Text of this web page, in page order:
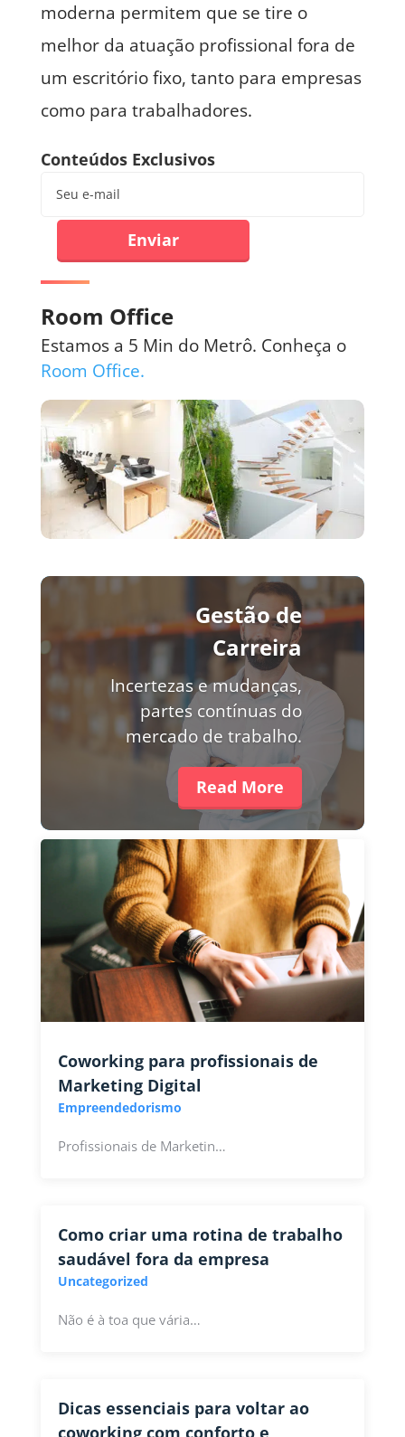
moderna permitem que se tire o
melhor da atuação profissional fora de
um escritório fixo, tanto para empresas
como para trabalhadores.
Conteúdos Exclusivos
Enviar
Room Office
Estamos a 5 Min do Metrô. Conheça o
Room Office.
Gestão de
Carreira
Incertezas e mudanças,
partes contínuas do
mercado de trabalho.
Read More
Coworking para profissionais de
Marketing Digital
Empreendedorismo
Profissionais de Marketin…
Como criar uma rotina de trabalho
saudável fora da empresa
Uncategorized
Não é à toa que vária…
Dicas essenciais para voltar ao
coworking com conforto e